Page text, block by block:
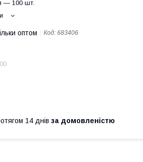
— 100 шт.
оптом Код: 683406
14 днів за домовленістю